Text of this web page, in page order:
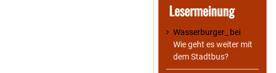
Lesermeinung
Wasserburger_
bei
Wie geht es weiter mit
dem Stadtbus?